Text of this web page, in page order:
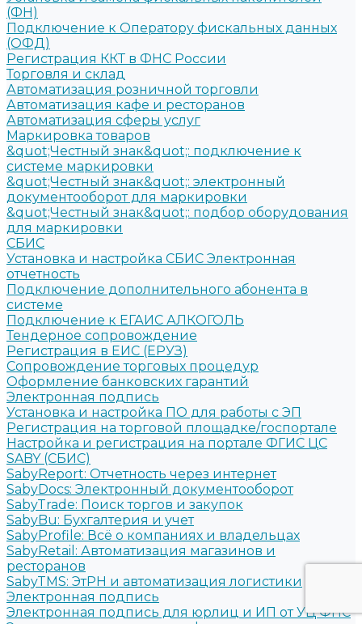
(ФН)
Подключение к Оператору фискальных данных
(ОФД)
Регистрация ККТ в ФНС России
Торговля и склад
Автоматизация розничной торговли
Автоматизация кафе и ресторанов
Автоматизация сферы услуг
Маркировка товаров
&quot;Честный знак&quot;: подключение к
системе маркировки
&quot;Честный знак&quot;: электронный
документооборот для маркировки
&quot;Честный знак&quot;: подбор оборудования
для маркировки
СБИС
Установка и настройка СБИС Электронная
отчетность
Подключение дополнительного абонента в
системе
Подключение к ЕГАИС АЛКОГОЛЬ
Тендерное сопровождение
Регистрация в ЕИС (ЕРУЗ)
Сопровождение торговых процедур
Оформление банковских гарантий
Электронная подпись
Установка и настройка ПО для работы с ЭП
Регистрация на торговой площадке/госпортале
Настройка и регистрация на портале ФГИС ЦС
SABY (СБИС)
SabyReport: Отчетность через интернет
SabyDocs: Электронный документооборот
SabyTrade: Поиск торгов и закупок
SabyBu: Бухгалтерия и учет
SabyProfile: Всё о компаниях и владельцах
SabyRetail: Автоматизация магазинов и
ресторанов
SabyTMS: ЭтРН и автоматизация логистики
Электронная подпись
Электронная подпись для юрлиц и ИП от УЦ ФНС